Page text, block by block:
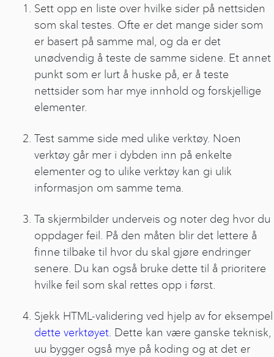
Sett opp en liste over hvilke sider på nettsiden
som skal testes. Ofte er det mange sider som
er basert på samme mal, og da er det
unødvendig å teste de samme sidene. Et annet
punkt som er lurt å huske på, er å teste
nettsider som har mye innhold og forskjellige
elementer.
Test samme side med ulike verktøy. Noen
verktøy går mer i dybden inn på enkelte
elementer og to ulike verktøy kan gi ulik
informasjon om samme tema.
Ta skjermbilder underveis og noter deg hvor du
oppdager feil. På den måten blir det lettere å
finne tilbake til hvor du skal gjøre endringer
senere. Du kan også bruke dette til å prioritere
hvilke feil som skal rettes opp i først.
Sjekk HTML-validering ved hjelp av for eksempel
dette verktøyet. Dette kan være ganske teknisk,
uu bygger også mye på koding og at det er